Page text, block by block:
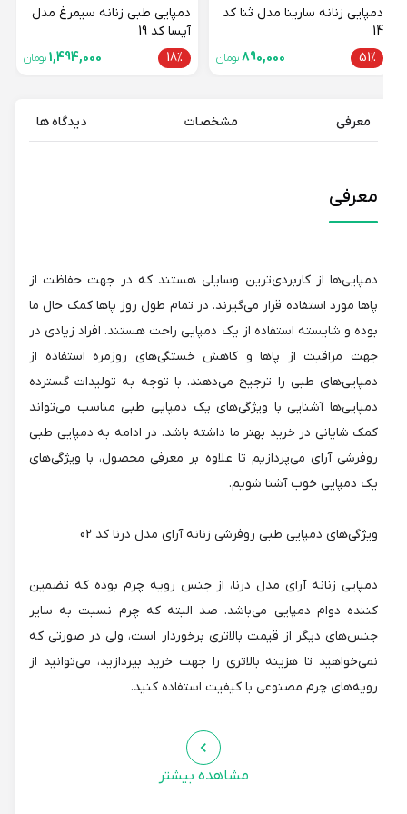
دمپایی زنانه سارینا مدل ثنا کد
51%
890,000 تومان
دمپایی طبی زنانه سیمرغ مدل
آیسا کد 19
18%
1,494,000تومان
معرفی مشخصات دیدگاه ها
معرفی
دمپایی‌ها از کاربردی‌ترین وسایلی هستند که در جهت حفاظت از
پاها مورد استفاده قرار می‌گیرند. در تمام طول روز پاها کمک حال ما
بوده و شایسته استفاده از یک دمپایی راحت هستند. افراد زیادی در
جهت مراقبت از پاها و کاهش خستگی‌های روزمره استفاده از
دمپایی‌های طبی را ترجیح می‌دهند. با توجه به تولیدات گسترده
دمپایی‌ها آشنایی با ویژگی‌های یک دمپایی طبی مناسب می‌تواند
کمک شایانی در خرید بهتر ما داشته باشد. در ادامه به دمپایی طبی
روفرشی آرای می‌پردازیم تا علاوه بر معرفی محصول، با ویژگی‌های
یک دمپایی خوب آشنا شویم.
ویژگی‌های دمپایی طبی روفرشی زنانه آرای مدل درنا کد 02
دمپایی زنانه آرای مدل درنا، از جنس رویه چرم بوده که تضمین
کننده دوام دمپایی می‌باشد. صد البته که چرم نسبت به سایر
جنس‌های دیگر از قیمت بالاتری برخوردار است، ولی در صورتی که
نمی‌خواهید تا هزینه بالاتری را جهت خرید بپردازید، می‌توانید از
رویه‌های چرم مصنوعی با کیفیت استفاده کنید.
زیره‌های با پلی اورتان دوام دمپایی را در مقابل ساییدگی و
ضربه‌هایی که به زیره دمپایی وارد می‌شود را بالا می‌برند که از
ویژگی‌های بکار رفته در این دمپایی می‌باشد.
مشاهده بیشتر